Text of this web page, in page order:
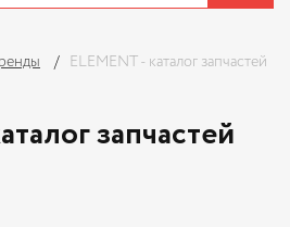
ELEMENT - каталог запчастей
запчастей